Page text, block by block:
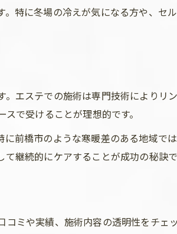
特に冬場の冷えが気になる方や、セ
エステでの施術は専門技術によりリ
で受けることが理想的です。
前橋市のような寒暖差のある地域で
継続的にケアすることが成功の秘訣で
ミや実績、施術内容の透明性をチェ